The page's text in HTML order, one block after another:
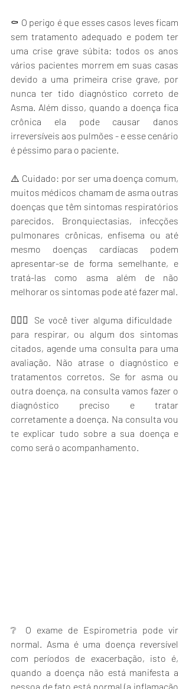
⚰️ O perigo é que esses casos leves ficam
sem tratamento adequado e podem ter
uma crise grave súbita: todos os anos
vários pacientes morrem em suas casas
devido a uma primeira crise grave, por
nunca ter tido diagnóstico correto de
Asma. Além disso, quando a doença fica
crônica ela pode causar danos
irreversíveis aos pulmões - e esse cenário
é péssimo para o paciente.
⚠️ Cuidado: por ser uma doença comum,
muitos médicos chamam de asma outras
doenças que têm sintomas respiratórios
parecidos. Bronquiectasias, infecções
pulmonares crônicas, enfisema ou até
mesmo doenças cardíacas podem
apresentar-se de forma semelhante, e
tratá-las como asma além de não
melhorar os sintomas pode até fazer mal.
👨🏻‍⚕️ Se você tiver alguma dificuldade
para respirar, ou algum dos sintomas
citados, agende uma consulta para uma
avaliação. Não atrase o diagnóstico e
tratamentos corretos. Se for asma ou
outra doença, na consulta vamos fazer o
diagnóstico preciso e tratar
corretamente a doença. Na consulta vou
te explicar tudo sobre a sua doença e
como será o acompanhamento.
❔ O exame de Espirometria pode vir
normal. Asma é uma doença reversível
com períodos de exacerbação, isto é,
quando a doença não está manifesta a
pessoa de fato está normal (a inflamação